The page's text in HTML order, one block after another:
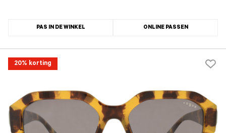
PAS IN DE WINKEL ONLINE PASSEN
20% korting